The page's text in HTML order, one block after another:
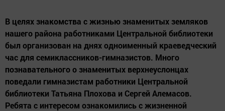
В целях знакомства с жизнью знаменитых земляков
нашего района работниками Центральной библиотеки
был организован на днях одноименный краеведческий
час для семиклассников-гимназистов. Много
познавательного о знаменитых верхнеуслонцах
поведали гимназистам работники Центральной
библиотеки Татьяна Плохова и Сергей Алемасов.
Ребята с интересом ознакомились с жизненной